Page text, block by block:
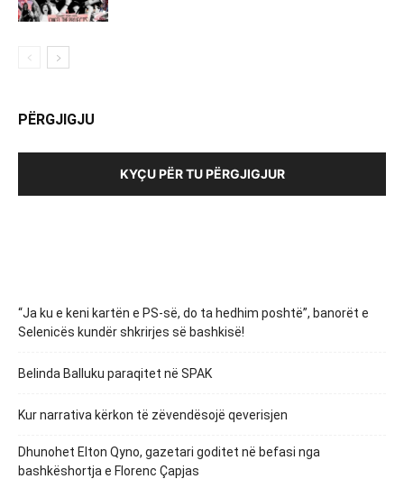
PËRGJIGJU
KYÇU PËR TU PËRGJIGJUR
“Ja ku e keni kartën e PS-së, do ta hedhim poshtë”, banorët e
Selenicës kundër shkrirjes së bashkisë!
Belinda Balluku paraqitet në SPAK
Kur narrativa kërkon të zëvendësojë qeverisjen
Dhunohet Elton Qyno, gazetari goditet në befasi nga
bashkëshortja e Florenc Çapjas